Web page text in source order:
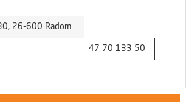
26-600 Radom
47 70 133 50